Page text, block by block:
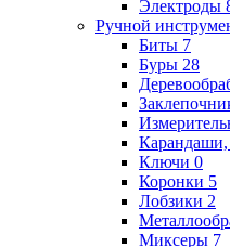
Электроды
Ручной
Биты 7
Буры 28
Ключи 0
Коронки 5
Лобзики 2
Миксеры 7